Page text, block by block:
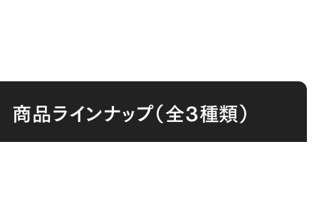
商品ラインナップ（全3種類）